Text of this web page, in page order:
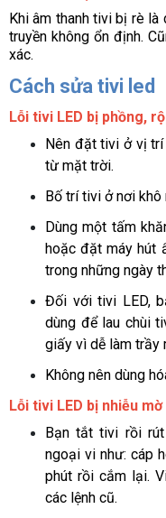
Khi âm thanh tivi bị rè
truyền không ổn định.
xác.
Cách sửa tivi led
Lỗi tivi LED bị phồng,
Nên đặt tivi ở vị
từ mặt trời.
Bố trí tivi ở nơi khô
Dùng một tấm
hoặc đặt máy
trong những ngày
Đối với tivi LED,
dùng để lau chùi
giấy vì dễ làm trầy
Không nên dùng
Lỗi tivi LED bị nhiễu mờ
Bạn tắt tivi rồi
ngoại vi như: cáp
phút rồi cắm lại.
các lệnh cũ.